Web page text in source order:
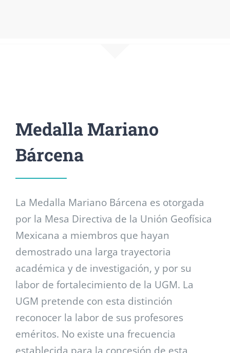
Medalla Mariano
Bárcena
La Medalla Mariano Bárcena es otorgada
por la Mesa Directiva de la Unión Geofísica
Mexicana a miembros que hayan
demostrado una larga trayectoria
académica y de investigación, y por su
labor de fortalecimiento de la UGM. La
UGM pretende con esta distinción
reconocer la labor de sus profesores
eméritos. No existe una frecuencia